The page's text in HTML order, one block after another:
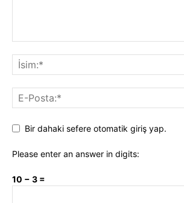
Bir dahaki sefere otomatik giriş yap.
Please enter an answer in digits:
10 − 3 =